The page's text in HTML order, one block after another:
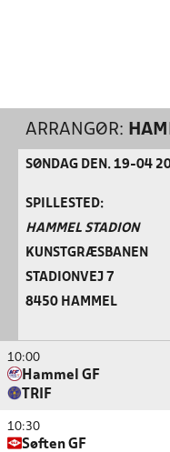
ARRANGØR:
SØNDAG DEN. 19-04
SPILLESTED:
HAMMEL STADION
KUNSTGRÆSBANEN
STADIONVEJ 7
8450 HAMMEL
10:00
Hammel GF
TRIF
10:30
Søften GF